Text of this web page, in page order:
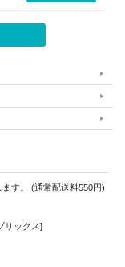
す。 (通常配送料550円)
リックス]